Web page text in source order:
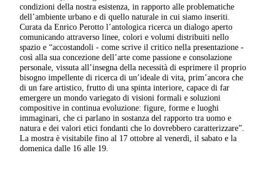
condizioni della nostra esistenza, in rapporto alle problematiche
dell’ambiente urbano e di quello naturale in cui siamo inseriti.
Curata da Enrico Perotto l’antologica ricerca un dialogo aperto
comunicando attraverso linee, colori e volumi distribuiti nello
spazio e “accostandoli - come scrive il critico nella presentazione -
così alla sua concezione dell’arte come passione e consolazione
personale, vissuta all’insegna della necessità di esprimere il proprio
bisogno impellente di ricerca di un’ideale di vita, prim’ancora che
di un fare artistico, frutto di una spinta interiore, capace di far
emergere un mondo variegato di visioni formali e soluzioni
compositive in continua evoluzione: figure, forme e luoghi
immaginari, che ci parlano in sostanza del rapporto tra uomo e
natura e dei valori etici fondanti che lo dovrebbero caratterizzare”.
La mostra è visitabile fino al 17 ottobre al venerdì, il sabato e la
domenica dalle 16 alle 19.